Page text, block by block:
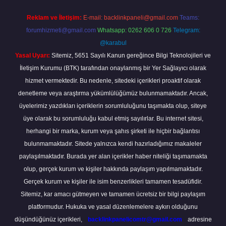
Reklam ve İletişim: E-mail: backlinkpaneli@gmail.com Teams:
forumhizmeti@gmail.com Whatsapp: 0262 606 0 726 Telegram:
@karabul
Yasal Uyarı: Sitemiz, 5651 Sayılı Kanun gereğince Bilgi Teknolojileri ve
İletişim Kurumu (BTK) tarafından onaylanmış bir Yer Sağlayıcı olarak
hizmet vermektedir. Bu nedenle, sitedeki içerikleri proaktif olarak
denetleme veya araştırma yükümlülüğümüz bulunmamaktadır. Ancak,
üyelerimiz yazdıkları içeriklerin sorumluluğunu taşımakta olup, siteye
üye olarak bu sorumluluğu kabul etmiş sayılırlar. Bu internet sitesi,
herhangi bir marka, kurum veya şahıs şirketi ile hiçbir bağlantısı
bulunmamaktadır. Sitede yalnızca kendi hazırladığımız makaleler
paylaşılmaktadır. Burada yer alan içerikler haber niteliği taşımamakta
olup, gerçek kurum ve kişiler hakkında paylaşım yapılmamaktadır.
Gerçek kurum ve kişiler ile isim benzerlikleri tamamen tesadüfidir.
Sitemiz, kar amacı gütmeyen ve tamamen ücretsiz bir bilgi paylaşım
platformudur. Hukuka ve yasal düzenlemelere aykırı olduğunu
düşündüğünüz içerikleri,
backlinkpanelicomtr@gmail.com adresine